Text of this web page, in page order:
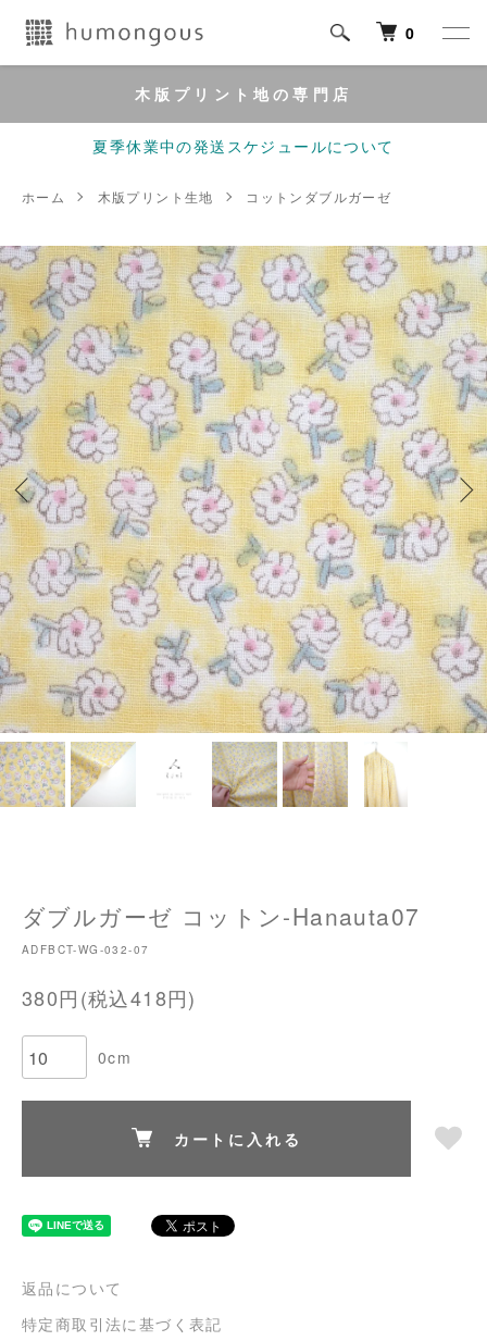
0
木版プリント地の専門店
夏季休業中の発送スケジュールについて
ホーム 木版プリント生地 コットンダブルガーゼ
ダブルガーゼ コットン-Hanauta07
ADFBCT-WG-032-07
380円(税込418円)
0cm
カートに入れる
返品について
特定商取引法に基づく表記